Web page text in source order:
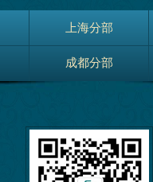
上海分部
成都分部